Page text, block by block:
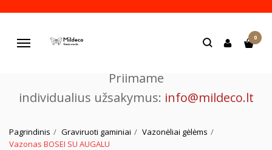
Navigacija
0
Priimame
individualius užsakymus: info@mildeco.lt
Pagrindinis Graviruoti gaminiai
Vazonėliai gėlėms
Vazonas BOSEI SU AUGALU